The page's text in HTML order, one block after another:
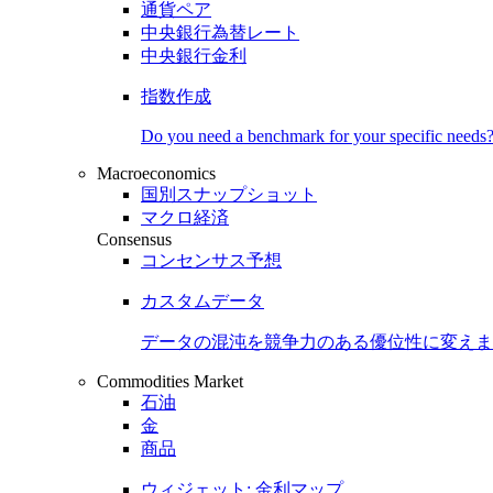
通貨ペア
中央銀行為替レート
中央銀行金利
指数作成
Do you need a benchmark for your specific needs?
Macroeconomics
国別スナップショット
マクロ経済
Consensus
コンセンサス予想
カスタムデータ
データの混沌を競争力のある優位性に変え
Commodities Market
石油
金
商品
ウィジェット: 金利マップ